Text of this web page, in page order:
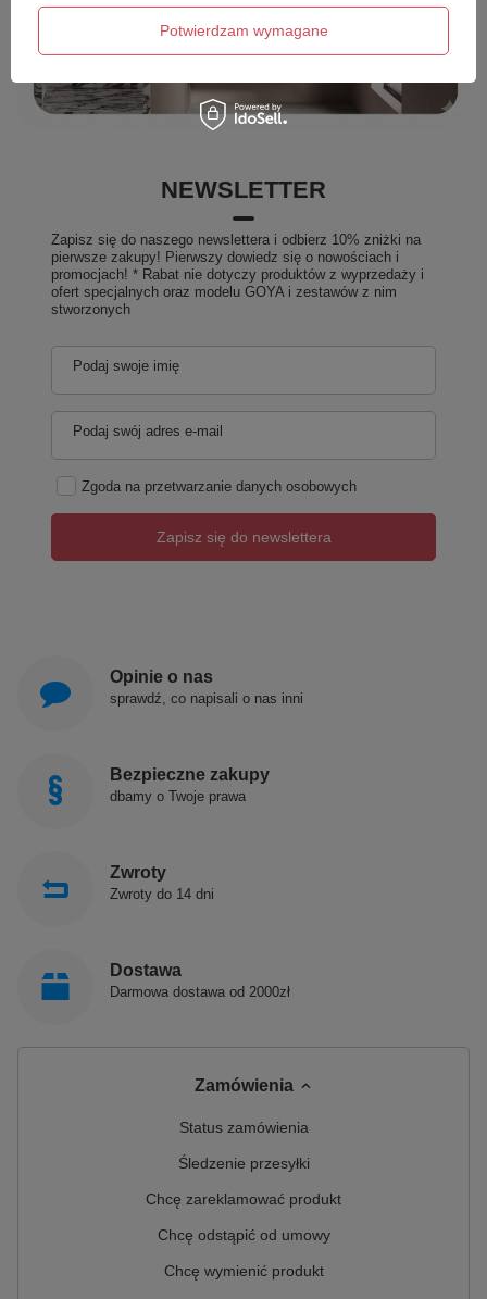
NEWSLETTER
Zapisz się do naszego newslettera i odbierz 10% zniżki na
pierwsze zakupy! Pierwszy dowiedz się o nowościach i
promocjach! * Rabat nie dotyczy produktów z wyprzedaży i
ofert specjalnych oraz modelu GOYA i zestawów z nim
stworzonych
Podaj swoje imię
Podaj swój adres e-mail
Zgoda na przetwarzanie danych osobowych
Zapisz się do newslettera
Opinie o nas
sprawdź, co napisali o nas inni
Bezpieczne zakupy
dbamy o Twoje prawa
Zwroty
Zwroty do 14 dni
Dostawa
Darmowa dostawa od 2000zł
Zamówienia
Status zamówienia
Śledzenie przesyłki
Chcę zareklamować produkt
Chcę odstąpić od umowy
Chcę wymienić produkt
Potwierdzam wymagane